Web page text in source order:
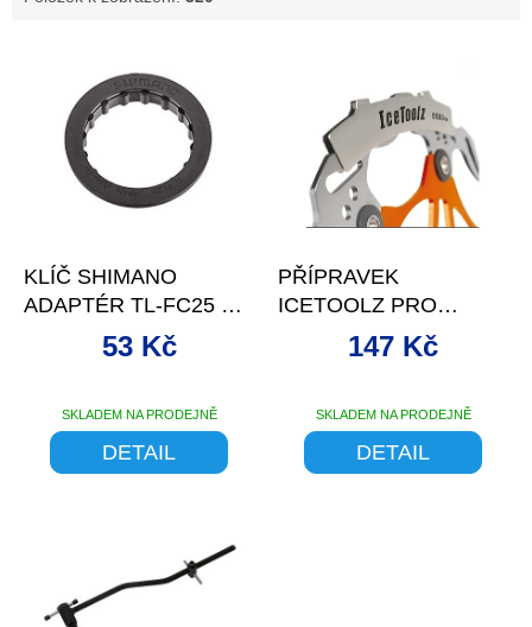
KLÍČ SHIMANO
ADAPTÉR TL-FC25 NA
MISKY STŘED. SLOŽ.
SKLADEM NA PRODEJNĚ
53 Kč
DETAIL
PŘÍPRAVEK
ICETOOLZ PRO
NASTAVENÍ
DESTIČEK
Průměrné
hodnocení
produktu
SKLADEM NA PRODEJNĚ
147 Kč
DETAIL